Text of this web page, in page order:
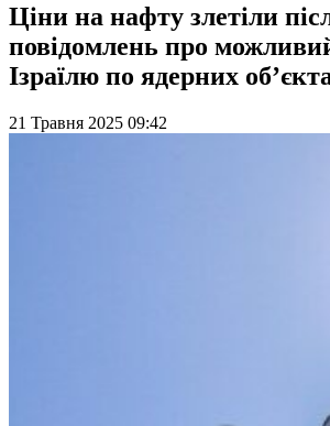
Ціни на нафту злетіли
повідомлень про
Ізраїлю по ядерних
21 Травня 2025 09:42